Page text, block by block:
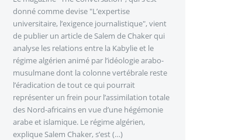
donné comme devise "L’expertise
universitaire, l’exigence journalistique", vient
de publier un article de Salem de Chaker qui
analyse les relations entre la Kabylie et le
régime algérien animé par l’idéologie arabo-
musulmane dont la colonne vertébrale reste
l’éradication de tout ce qui pourrait
représenter un frein pour l’assimilation totale
des Nord-africains en vue d’une hégémonie
arabe et islamique. Le régime algérien,
explique Salem Chaker, s’est (…)